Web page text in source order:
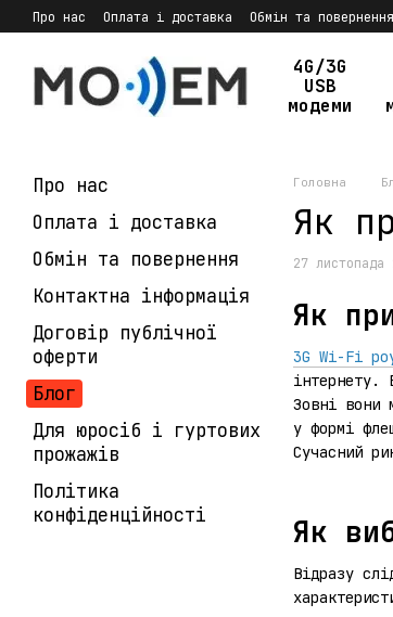
Перейти до основного контенту
Про нас Оплата і доставка Обмін та повернення
Політика конфіденційності
4G/3G
USB
модеми
Головна
Як
27 листопада
Як
3G Wi-Fi
інтернету.
Зовні вони
у формі
Сучасний
Як
Відразу
Про нас
Оплата і доставка
Обмін та повернення
Контактна інформація
Договір публічної
оферти
Блог
Для юросіб і гуртових
прожажів
Політика
конфіденційності